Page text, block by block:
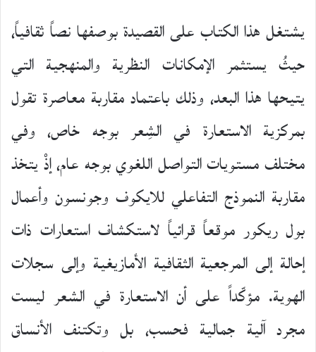
يشتغل هذا الكتاب على القصيدة بوصفها نصاً ثقافياً،
حيثُ يستثمر الإمكانات النظرية والمنهجية التي
يتيحها هذا البعد، وذلك باعتماد مقاربة معاصرة تقول
بمركزية الاستعارة في الشِعر بوجه خاص، وفي
مختلف مستويات التواصل اللغوي بوجه عام، إذْ يتخذ
مقاربة النموذج التفاعلي للايكوف وجونسون وأعمال
بول ريكور موقعاً قرائياً لاستكشاف استعارات ذات
إحالة إلى المرجعية الثقافية الأمازيغية وإلى سجلات
الهوية. مؤكّداً على أن الاستعارة في الشعر ليست
مجرد آلية جمالية فحسب، بل وتكتنف الأنساق